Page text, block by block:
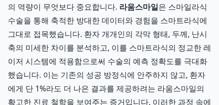
의 역량이 무엇보다 중요합니다. 라움스마일은 스마일라식
수술을 통해 축적한 방대한 데이터와 경험을 스마트라식에
그대로 접목했습니다. 환자 개개인의 각막 형태, 두께, 난시
축의 미세한 차이를 분석하고, 이를 스마트라식의 정교한 레
이저 시스템에 적용함으로써 수술의 예측 정확도를 극대화
했습니다. 이는 기존의 성공 방정식에 안주하지 않고, 환자
에게 단 1%라도 더 나은 결과를 제공하려는 라움스마일의
확고한 진료 철학을 보여주는 증거입니다. 이러한 과정 속에